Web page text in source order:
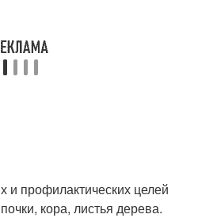
и профилактических целей
кора, листья дерева.